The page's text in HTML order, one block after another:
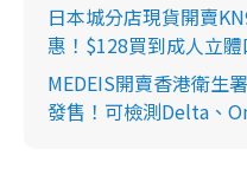
日本城分店現貨開賣
惠！$128買到成人立
MEDEIS開賣香港衛生
發售！可檢測Delta、